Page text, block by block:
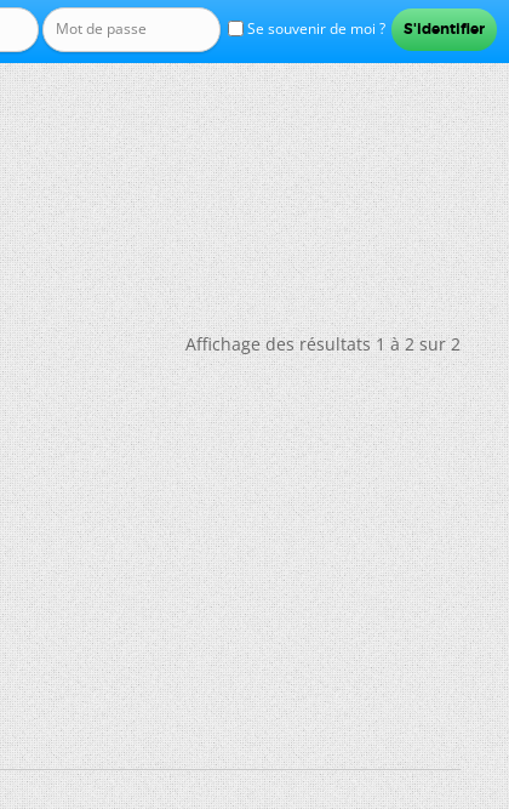
Se souvenir de moi ?
Affichage des résultats 1 à 2 sur 2